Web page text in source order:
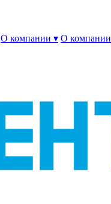
О компании ▾ О компании